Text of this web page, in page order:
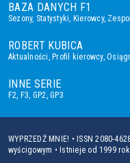
BAZA DANYCH F1
Sezony, Statystyki, Kierowcy,
ROBERT KUBICA
Aktualności, Profil kierowcy,
INNE SERIE
F2, F3, GP2,GP3
WYPRZEDŹ MNIE! • ISSN 2080-
wyścigowym • Istnieje od 1999